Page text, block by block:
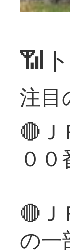
📶
注目
🔴Ｊ
０
🔴Ｊ
の一